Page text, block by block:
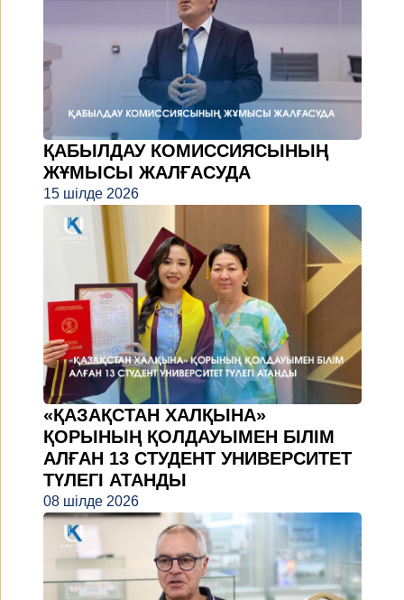
ҚАБЫЛДАУ КОМИССИЯСЫНЫҢ
ЖҰМЫСЫ ЖАЛҒАСУДА
15 шілде 2026
«ҚАЗАҚСТАН ХАЛҚЫНА»
ҚОРЫНЫҢ ҚОЛДАУЫМЕН БІЛІМ
АЛҒАН 13 СТУДЕНТ УНИВЕРСИТЕТ
ТҮЛЕГІ АТАНДЫ
08 шілде 2026